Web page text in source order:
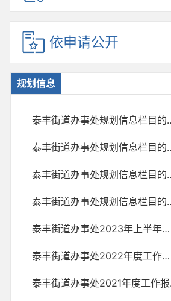
依申请公开
规划信息
泰丰街道办
泰丰街道办
泰丰街道办
泰丰街道办
泰丰街道办事处2023年上半年工作总结及下半年工作计划
泰丰街道办事处2022年度工作报告
泰